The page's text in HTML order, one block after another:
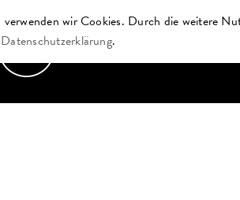
MIETKATALOG
wir Cookies. Durch die weitere
Datenschutzerklärung.